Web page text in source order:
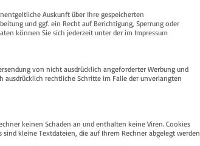
Auskunft über Ihre gespeicherten
und ggf. ein Recht auf Berichtigung, Sperrung oder
können Sie sich jederzeit unter der im Impressum
von nicht ausdrücklich angeforderter Werbung und
rechtliche Schritte im Falle der unverlangten
keinen Schaden an und enthalten keine Viren. Cookies
kleine Textdateien, die auf Ihrem Rechner abgelegt werden